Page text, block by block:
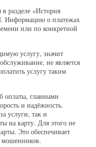
разделе «История
Информацию о платежах
или по конкретной
услугу, значит
не является
услугу таким
оплаты, главными
и надёжность.
услуги, так и
на карту. Для этого не
Это обеспечивает
мошенников.